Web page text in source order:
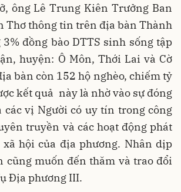
ông Lê Trung Kiên Trưởng Ban
Thơ thông tin trên địa bàn Thành
đồng bào DTTS sinh sống tập
huyện: Ô Môn, Thới Lai và Cờ
bàn còn 152 hộ nghèo, chiếm tỷ
kết quả này là nhờ vào sự đóng
các vị Người có uy tín trong công
truyền và các hoạt động phát
hội của địa phương. Nhân dịp
cũng muốn đến thăm và trao đổi
Địa phương III.